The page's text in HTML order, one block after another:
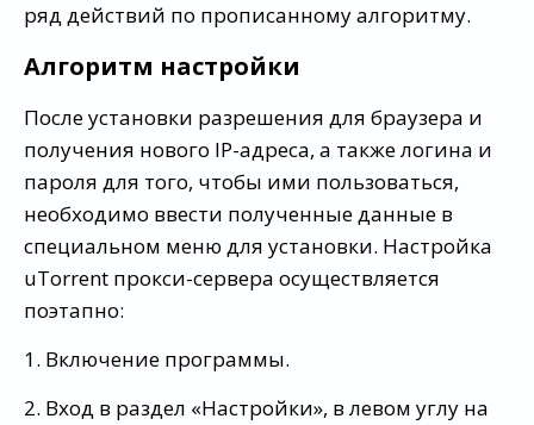
ряд действий по прописанному алгоритму.
Алгоритм настройки
После установки разрешения для браузера и
получения нового IP-адреса, а также логина и
пароля для того, чтобы ими пользоваться,
необходимо ввести полученные данные в
специальном меню для установки. Настройка
uTorrent прокси-сервера осуществляется
поэтапно:
1. Включение программы.
2. Вход в раздел «Настройки», в левом углу на